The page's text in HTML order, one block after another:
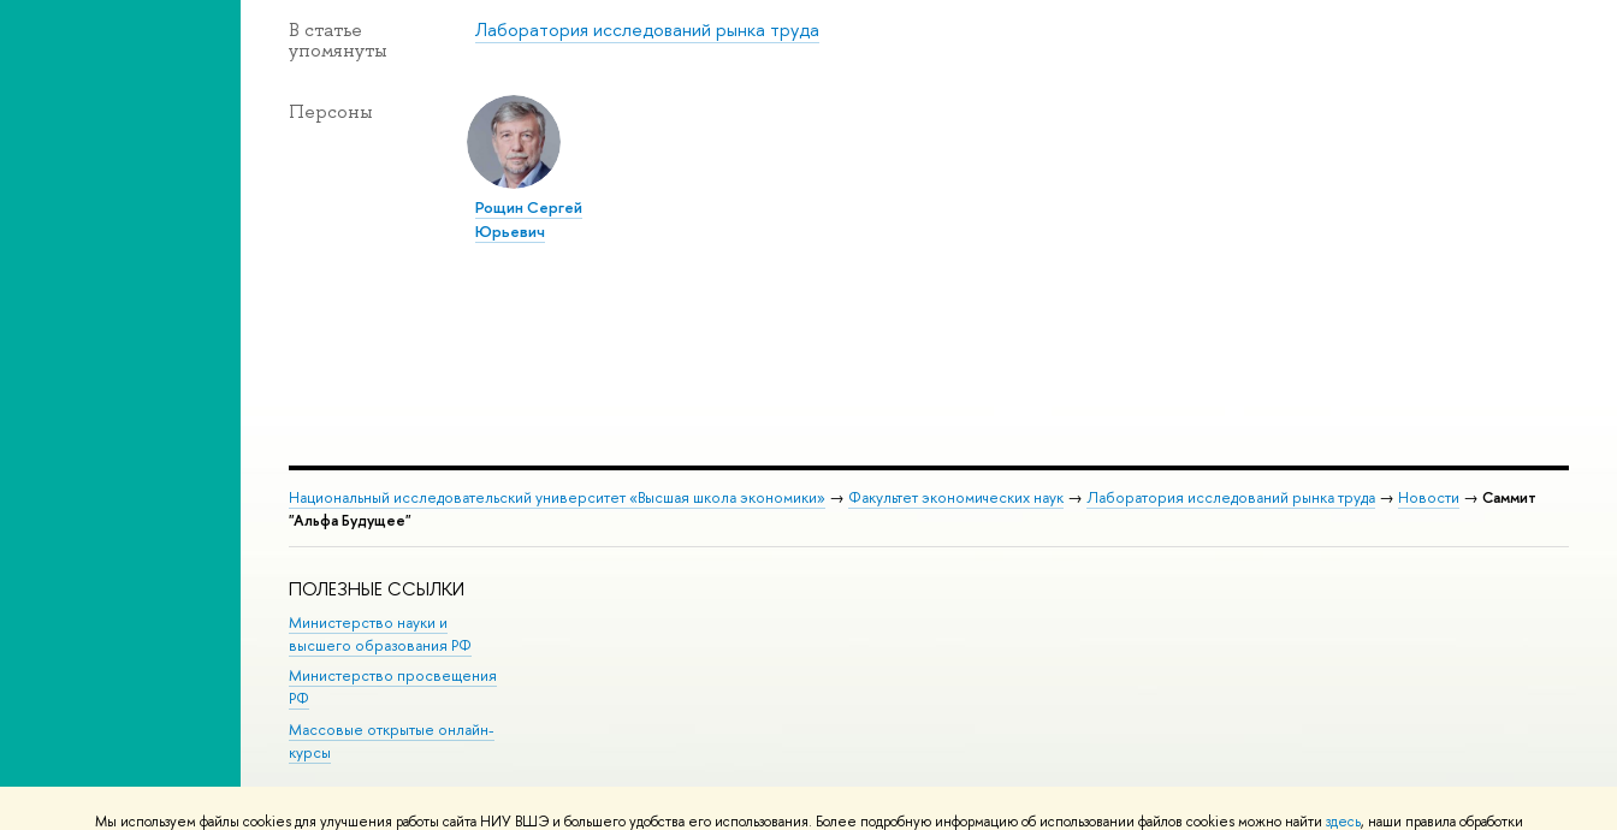
Мы используем файлы cookies для улучшения работы сайта НИУ ВШЭ и большего удобства его использования. Более подробную информацию об использовании файлов cookies можно найти здесь, наши правила обработки
В статье
упомянуты
Лаборатория исследований рынка труда
Персоны
Рощин Сергей
Юрьевич
Национальный исследовательский университет «Высшая школа экономики» → Факультет экономических наук → Лаборатория исследований рынка труда → Новости → Cаммит
"Альфа Будущее"
ПОЛЕЗНЫЕ ССЫЛКИ
Министерство науки и
высшего образования РФ
Министерство просвещения
РФ
Массовые открытые онлайн-
курсы
© НИУ ВШЭ 1993–2026 Адреса и контакты Условия использования материалов Политика конфиденциальности Карта сайта